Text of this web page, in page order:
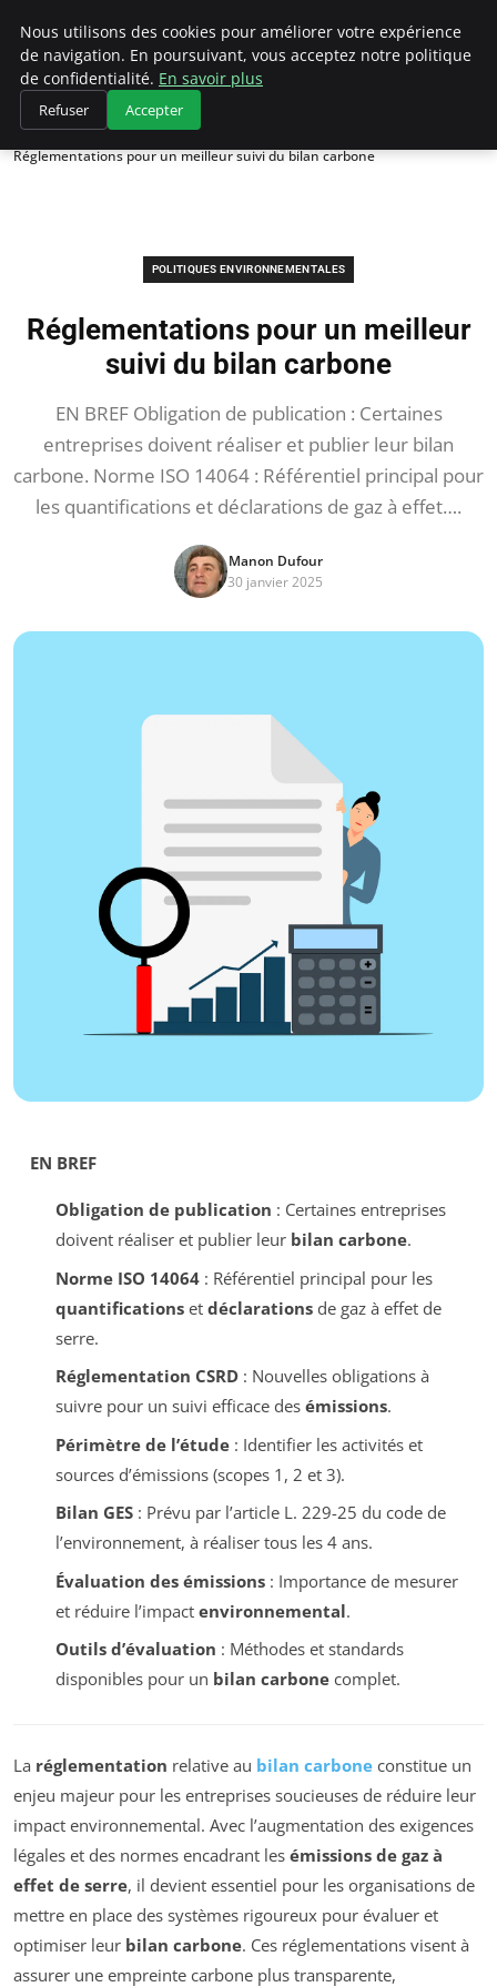
Climategatecountryclub.com
Accueil
Politiques environnementales
Réglementations pour un meilleur suivi du bilan carbone
POLITIQUES ENVIRONNEMENTALES
Réglementations pour un meilleur
suivi du bilan carbone
EN BREF Obligation de publication : Certaines
entreprises doivent réaliser et publier leur bilan
carbone. Norme ISO 14064 : Référentiel principal pour
les quantifications et déclarations de gaz à effet….
Manon Dufour
30 janvier 2025
EN BREF
Obligation de publication : Certaines entreprises
doivent réaliser et publier leur bilan carbone.
Norme ISO 14064: Référentiel principal pour les
quantificationset déclarationsde gaz à effet de
serre.
Réglementation CSRD: Nouvelles obligations à
suivre pour un suivi efficace des émissions.
Périmètre de l’étude: Identifier les activités et
sources d’émissions (scopes 1, 2 et 3).
Bilan GES: Prévu par l’article L. 229-25 du code de
l’environnement, à réaliser tous les 4 ans.
Évaluation des émissions: Importance de mesurer
et réduire l’impact environnemental.
Outils d’évaluation : Méthodes et standards
disponibles pour un bilan carbonecomplet.
La réglementation relative au bilan carbone constitue un
enjeu majeur pour les entreprises soucieuses de réduire leur
impact environnemental. Avec l’augmentation des exigences
légales et des normes encadrant les émissions de gaz à
effet de serre, il devient essentiel pour les organisations de
mettre en place des systèmes rigoureux pour évaluer et
optimiser leur bilan carbone. Ces réglementations visent à
assurer une empreinte carbone plus transparente,
Nous utilisons des cookies pour améliorer votre expérience
de navigation. En poursuivant, vous acceptez notre politique
de confidentialité. En savoir plus
Refuser Accepter